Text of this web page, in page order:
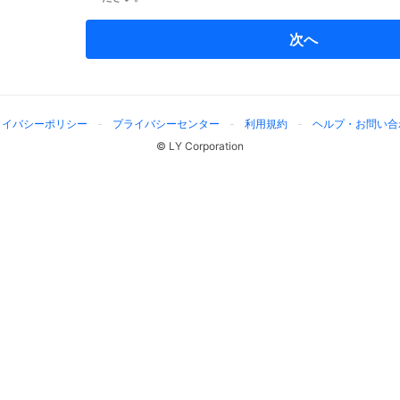
次へ
バシーポリシー プライバシーセンター 利用規約
ヘルプ・お問い
© LY Corporation